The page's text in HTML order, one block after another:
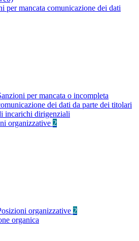
per mancata comunicazione dei dati
per mancata o incompleta
dei dati da parte dei titolari
incarichi dirigenziali
organizzative 2
organizzative 2
organica